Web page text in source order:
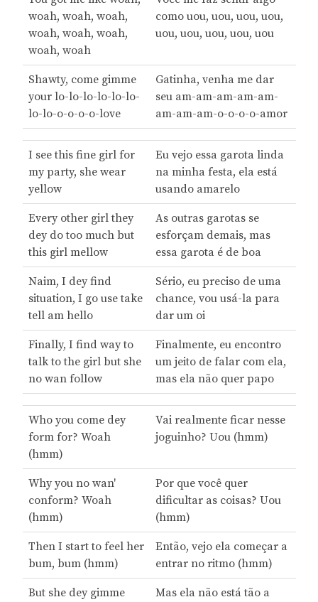
woah, woah, woah,
woah, woah, woah,
woah, woah
como uou, uou, uou, uou,
uou, uou, uou, uou, uou
Shawty, come gimme
your lo-lo-lo-lo-lo-lo-
lo-lo-o-o-o-o-love
Gatinha, venha me dar
seu am-am-am-am-am-
am-am-am-o-o-o-o-amor
I see this fine girl for
my party, she wear
yellow
Eu vejo essa garota linda
na minha festa, ela está
usando amarelo
Every other girl they
dey do too much but
this girl mellow
As outras garotas se
esforçam demais, mas
essa garota é de boa
Naim, I dey find
situation, I go use take
tell am hello
Sério, eu preciso de uma
chance, vou usá-la para
dar um oi
Finally, I find way to
talk to the girl but she
no wan follow
Finalmente, eu encontro
um jeito de falar com ela,
mas ela não quer papo
Who you come dey
form for? Woah
(hmm)
Vai realmente ficar nesse
joguinho? Uou (hmm)
Why you no wan'
conform? Woah
(hmm)
Por que você quer
dificultar as coisas? Uou
(hmm)
Then I start to feel her
bum, bum (hmm)
Então, vejo ela começar a
entrar no ritmo (hmm)
But she dey gimme
Mas ela não está tão a